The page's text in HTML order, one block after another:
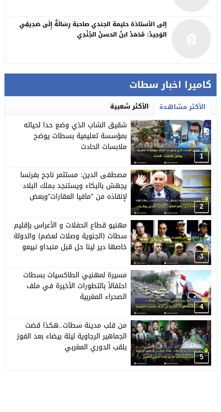
كاميرا اخبار سطات
الأكثر مشاهدة الأكثر شعبية
1
شقيق الشاب الذي وضع حدا لحياته
بمؤسسة تعليمية بسطات يوضح
ملابسات الحادث
2
مصطفى الدين: مستثمر ناجح بفرنسا
يجهش بالبكاء ويستنجد بـملك البلاد
لإنقاذه من “مافيا العقارات”وبعض
3
مهنيو قطاع الحفلات و الأعراس بإقليم
سطات (الجنوية وصلات لعضم) والدولة
خاصها دير لينا حل قبل منبداو نبيعو
4
مسيرة لمهنيي الطاكسيات بسطات
احتفالاً بالتطورات الأخيرة في ملف
الصحراء المغربية
5
من قلب مدينة سطات..هكذا قضت
الجماهير الرجاوية ليلة بيضاء بعد الفوز
بلقب الدوري المغربي
إلى الأستاذة حليمة الجندي صاحبة رِسَالَةٌ إِلَى صَدِيقِي
الوَحِيدْ: مُحَمَدْ ابنُ الحسنْ الجُنْدِي